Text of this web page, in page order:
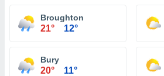
Broughton
21° 12°
Bury
20° 11°